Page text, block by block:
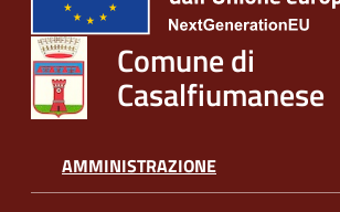
Comune di
Casalfiumanese
AMMINISTRAZIONE